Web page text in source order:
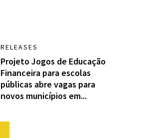
RELEASES
Projeto Jogos de Educação
Financeira para escolas
públicas abre vagas para
novos municípios em...